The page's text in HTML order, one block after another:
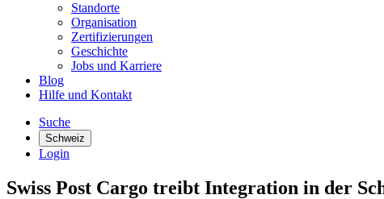
Standorte
Organisation
Zertifizierungen
Geschichte
Jobs und Karriere
Blog
Hilfe und Kontakt
Suche
Schweiz
Login
Swiss Post Cargo treibt Integration in der